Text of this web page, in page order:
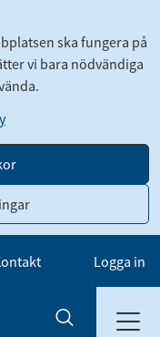
ska fungera på
vi bara nödvändiga
Logga in